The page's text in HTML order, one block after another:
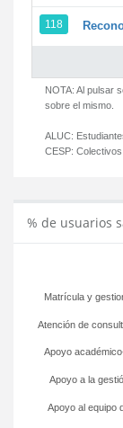
118
NOTA: Al pulsar
sobre el mismo.
ALUC:
CESP:
% de usuarios
Apoyo al equipo
Apoyo a la
Apoyo
Atención de
Matrícula y